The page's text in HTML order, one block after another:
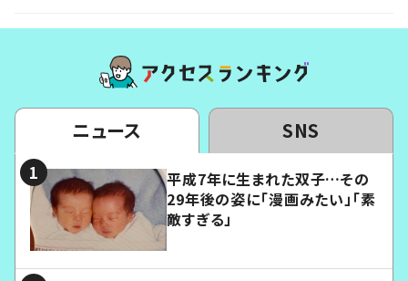
ニュース SNS
平成7年に生まれた双子…その
29年後の姿に「漫画みたい」「素
敵すぎる」